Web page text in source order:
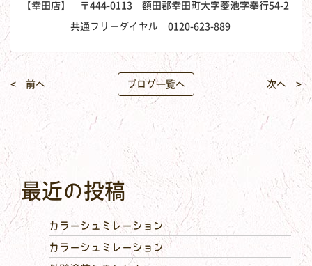
【幸田店】 〒444-0113 額田郡幸田町大字菱池字奉行54-2
共通フリーダイヤル 0120-623-889
< 前へ ブログ一覧へ 次へ >
最近の投稿
カラーシュミレーション
カラーシュミレーション